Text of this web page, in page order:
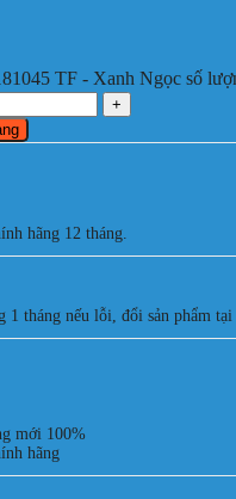
TF - Xanh Ngọc số
hãng 12 tháng.
1 tháng nếu lỗi, đổi sản phẩm tại
mới 100%
hãng